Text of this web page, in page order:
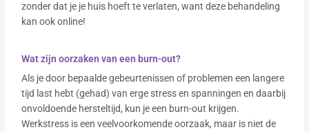
zonder dat je je huis hoeft te verlaten, want deze behandeling
kan ook online!
Wat zijn oorzaken van een burn-out?
Als je door bepaalde gebeurtenissen of problemen een langere
tijd last hebt (gehad) van erge stress en spanningen en daarbij
onvoldoende hersteltijd, kun je een burn-out krijgen.
Werkstress is een veelvoorkomende oorzaak, maar is niet de